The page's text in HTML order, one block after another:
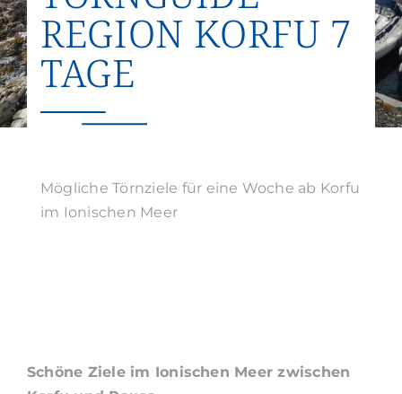
Suche
nach:
REGION KORFU 7
TAGE
Mögliche Törnziele für eine Woche ab Korfu
im Ionischen Meer
Schöne Ziele im Ionischen Meer zwischen